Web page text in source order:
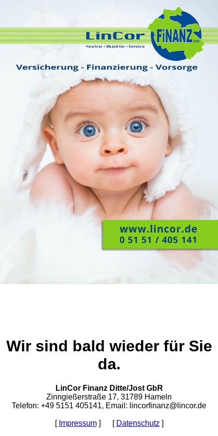
Wir sind bald wieder für Sie
da.
LinCor Finanz Ditte/Jost GbR
Zinngießerstraße 17, 31789 Hameln
Telefon: +49 5151 405141, Email: lincorfinanz@lincor.de
[ Impressum] [ Datenschutz ]